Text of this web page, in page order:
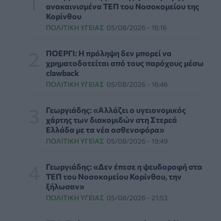
εργαζομένους
ΥΠΗΡΕΣΊΕΣ ΥΓΕΊΑΣ
«κόκκινο» η Αττική – Τι πρέπει να προσέχουν
οι παραθεριστές
ΥΓΕΊΑ 07/08/2026 - 11:57
αποτελεσματική χημειοθεραπεία μετά το
χειρουργείο
ΥΓΕΊΑ 07/08/2026 - 11:00
επιβεβαιωμένα κρούσματα Έμπολα
ΥΓΕΊΑ 07/08/2026 - 10:30
Τεχνητή νοημοσύνη σχεδίασε για πρώτη φορά
ανακαινισμένα ΤΕΠ του Νοσοκομείου της
Κορίνθου
ΠΟΛΙΤΙΚΉ ΥΓΕΊΑΣ 05/08/2026 - 16:16
ΠΟΕΡΓΙ: Η πρόληψη δεν μπορεί να
χρηματοδοτείται από τους παρόχους μέσω
clawback
ΠΟΛΙΤΙΚΉ ΥΓΕΊΑΣ 05/08/2026 - 16:46
Γεωργιάδης: «Αλλάζει ο υγειονομικός
χάρτης των διακομιδών στη Στερεά
Ελλάδα με τα νέα ασθενοφόρα»
ΠΟΛΙΤΙΚΉ ΥΓΕΊΑΣ 05/08/2026 - 19:49
Γεωργιάδης: «Δεν έπεσε η ψευδοροφή στα
ΤΕΠ του Νοσοκομείου Κορίνθου, την
ξήλωσαν»
ΠΟΛΙΤΙΚΉ ΥΓΕΊΑΣ 05/08/2026 - 21:53